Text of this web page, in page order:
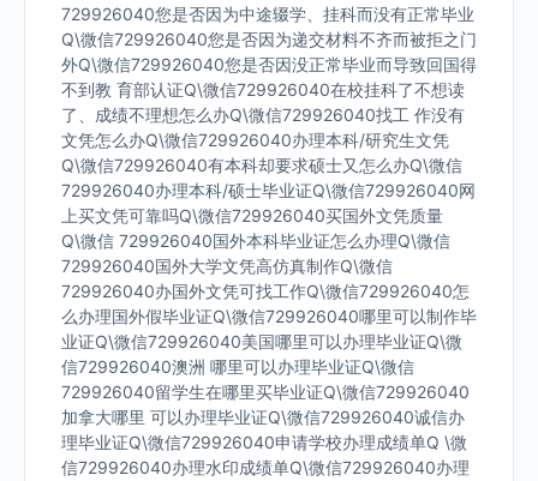
729926040您是否因为中途辍学、挂科而没有正常毕业
Q\微信729926040您是否因为递交材料不齐而被拒之门
外Q\微信729926040您是否因没正常毕业而导致回国得
不到教 育部认证Q\微信729926040在校挂科了不想读
了、成绩不理想怎么办Q\微信729926040找工 作没有
文凭怎么办Q\微信729926040办理本科/研究生文凭
Q\微信729926040有本科却要求硕士又怎么办Q\微信
729926040办理本科/硕士毕业证Q\微信729926040网
上买文凭可靠吗Q\微信729926040买国外文凭质量
Q\微信 729926040国外本科毕业证怎么办理Q\微信
729926040国外大学文凭高仿真制作Q\微信
729926040办国外文凭可找工作Q\微信729926040怎
么办理国外假毕业证Q\微信729926040哪里可以制作毕
业证Q\微信729926040美国哪里可以办理毕业证Q\微
信729926040澳洲 哪里可以办理毕业证Q\微信
729926040留学生在哪里买毕业证Q\微信729926040
加拿大哪里 可以办理毕业证Q\微信729926040诚信办
理毕业证Q\微信729926040申请学校办理成绩单Q \微
信729926040办理水印成绩单Q\微信729926040办理